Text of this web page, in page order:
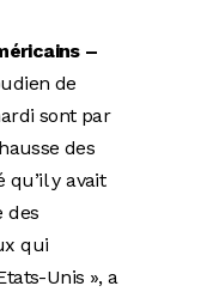
–
de
sont par
des
qu’il y avait
des
qui
Unis », a